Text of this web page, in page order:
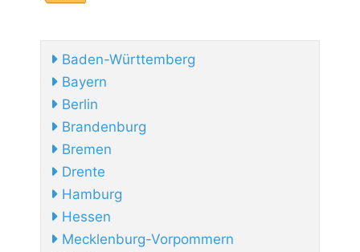
Baden-Württemberg
Bayern
Berlin
Brandenburg
Bremen
Drente
Hamburg
Hessen
Mecklenburg-Vorpommern